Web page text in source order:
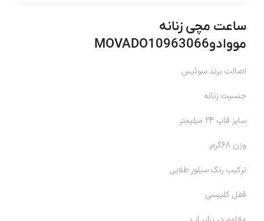
ساعت مچی زنانه
مووادوMOVADO10963066
اصالت برند سوئیس
جنسیت زنانه
سایز قاپ 24 میلیمتر
وزن 68گرم
ترکیب رنگ سیلور طلایی
قفل کلیپسی